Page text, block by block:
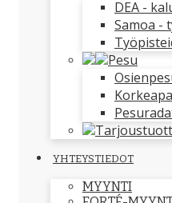
DEA -
Samoa -
Pesu
YHTEYSTIEDOT
MYYNTI